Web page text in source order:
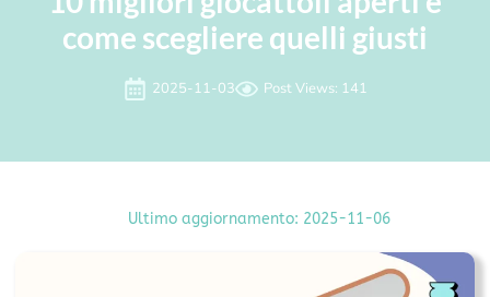
come scegliere quelli giusti
2025-11-03 Post Views: 141
Ultimo aggiornamento: 2025-11-06